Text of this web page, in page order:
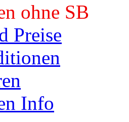
ohne SB
Preise
Info